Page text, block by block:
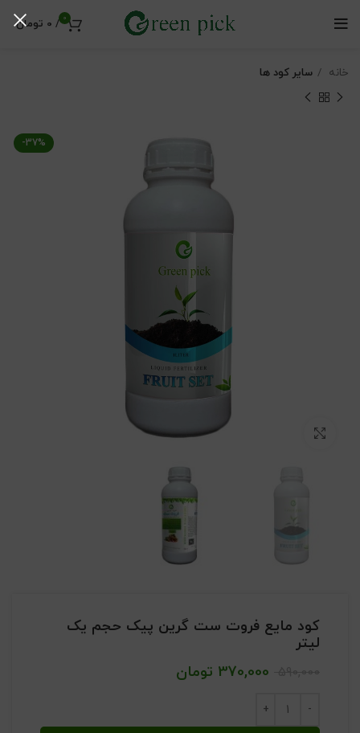
0
/
0 تومان
خانه سایر کود ها
-37%
کود مایع فروت ست گرین پیک حجم یک
لیتر
370,000 تومان